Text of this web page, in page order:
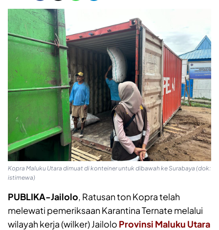
Kopra Maluku Utara dimuat di konteiner untuk dibawah ke Surabaya (dok:
istimewa)
PUBLIKA-Jailolo, Ratusan ton Kopra telah
melewati pemeriksaan Karantina Ternate melalui
wilayah kerja (wilker) Jailolo Provinsi Maluku Utara